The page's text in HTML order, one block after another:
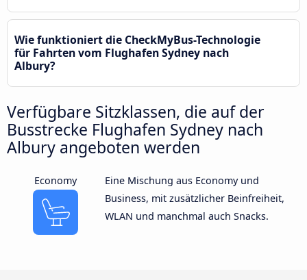
Wie funktioniert die CheckMyBus-Technologie
für Fahrten vom Flughafen Sydney nach
Albury?
Verfügbare Sitzklassen, die auf der
Busstrecke Flughafen Sydney nach
Albury angeboten werden
Economy
Eine Mischung aus Economy und
Business, mit zusätzlicher Beinfreiheit,
WLAN und manchmal auch Snacks.